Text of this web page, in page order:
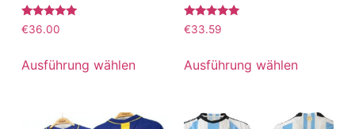
Bewertet
mit
von 5
€36.00
Ausführung wählen
Bewertet
mit
von 5
€33.59
Ausführung wählen